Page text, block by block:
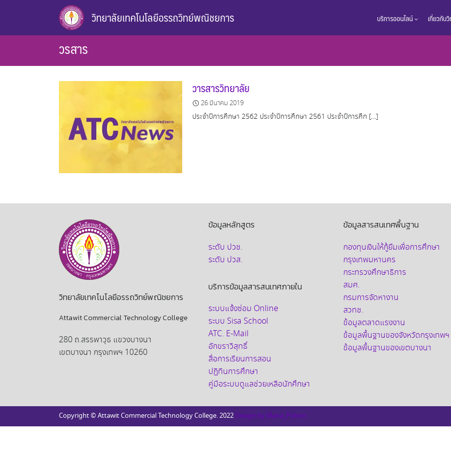
วิทยาลัยเทคโนโลยีอรรถวิทย์พณิชยการ บริการออนไลน์ เกี่ยวกับ
วรสาร
วารสารวิทยาลัย
26 มีนาคม 2019
ประจำปีการศึกษา 2562 ประจำปีการศึกษา 2561 ประจำปีการศึก […]
วิทยาลัยเทคโนโลยีอรรถวิทย์พณิชยการ
Attawit Commercial Technology College
280 ถ.สรรพาวุธ แขวงบางนา
เขตบางนา กรุงเทพฯ 10260
ข้อมูลหลักสูตร
ระดับ ปวช.
ระดับ ปวส.
บริการข้อมูลสารสนเทศภายใน
ระบบแจ้งซ่อม Online
ระบบ Sisa School
ATC. E-Mail
อักขราวิสุทธิ์
สื่อการเรียนการสอน
ปฏิทินการศึกษา
คู่มือระบบดูแลช่วยเหลือนักศึกษา
ข้อมูลสารสนเทศพื้นฐาน
กองทุนเงินให้กู้ยืมเพื่อการศึกษา
กรุงเทพมหานคร
กระทรวงศึกษาธิการ
สมศ.
กรมการจัดหางาน
สวทช.
ข้อมูลตลาดแรงงาน
ข้อมูลพื้นฐานของจังหวัดกรุงเทพฯ
ข้อมูลพื้นฐานของเขตบางนา
Copyright © Attawit Commercial Technology College. 2022 Design by Mana_Potion